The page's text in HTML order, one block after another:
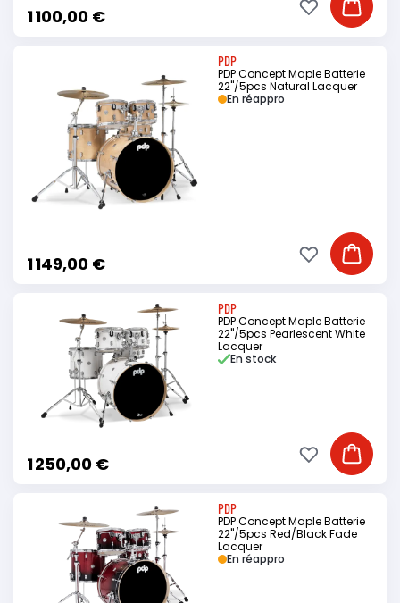
1 100,00 € Ajouter
Ajouter à ma
PDP
PDP Concept Maple Batterie
22"/5pcs Natural Lacquer
1 149,00 €
En réappro
Ajouter
Ajouter à ma
PDP
PDP Concept Maple Batterie
22"/5pcs Pearlescent White
Lacquer
1 250,00 €
En stock
Ajouter
Ajouter à ma
PDP
PDP Concept Maple Batterie
22"/5pcs Red/Black Fade
Lacquer
En réappro